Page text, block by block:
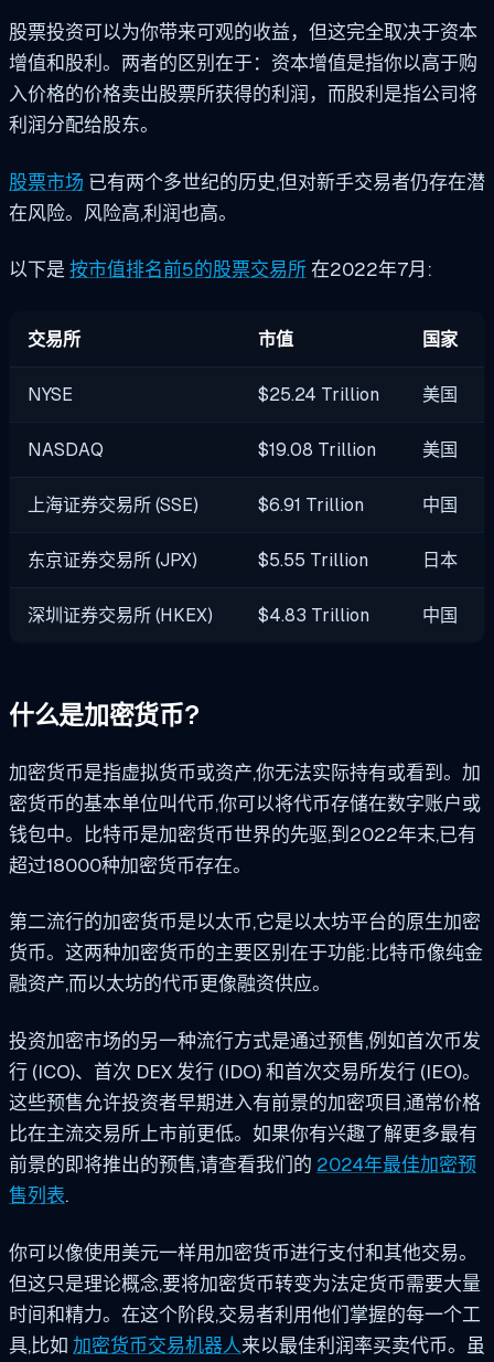
股票投资可以为你带来可观的收益，但这完全取决于资本
增值和股利。两者的区别在于：资本增值是指你以高于购
入价格的价格卖出股票所获得的利润，而股利是指公司将
利润分配给股东。
股票市场 已有两个多世纪的历史,但对新手交易者仍存在潜
在风险。风险高,利润也高。
以下是按市值排名前5的股票交易所在2022年7月:
交易所 市值 国家
NYSE $25.24 Trillion 美国
NASDAQ $19.08 Trillion 美国
上海证券交易所 (SSE) $6.91 Trillion 中国
东京证券交易所 (JPX) $5.55 Trillion 日本
深圳证券交易所 (HKEX) $4.83 Trillion 中国
什么是加密货币?
加密货币是指虚拟货币或资产,你无法实际持有或看到。加
密货币的基本单位叫代币,你可以将代币存储在数字账户或
钱包中。比特币是加密货币世界的先驱,到2022年末,已有
超过18000种加密货币存在。
第二流行的加密货币是以太币,它是以太坊平台的原生加密
货币。这两种加密货币的主要区别在于功能:比特币像纯金
融资产,而以太坊的代币更像融资供应。
投资加密市场的另一种流行方式是通过预售,例如首次币发
行 (ICO)、首次 DEX 发行 (IDO) 和首次交易所发行 (IEO)。
这些预售允许投资者早期进入有前景的加密项目,通常价格
比在主流交易所上市前更低。如果你有兴趣了解更多最有
前景的即将推出的预售,请查看我们的 2024年最佳加密预
售列表.
你可以像使用美元一样用加密货币进行支付和其他交易。
但这只是理论概念,要将加密货币转变为法定货币需要大量
时间和精力。在这个阶段,交易者利用他们掌握的每一个工
具,比如 加密货币交易机器人来以最佳利润率买卖代币。虽